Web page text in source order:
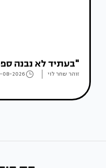
"בעתיד לא נבנה
זוהר שחר לוי 08-2026